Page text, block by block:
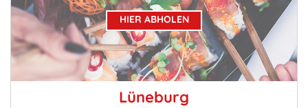
HIER ABHOLEN
Lüneburg